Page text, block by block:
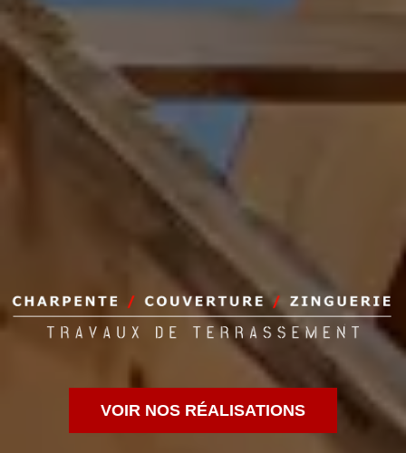
VOIR NOS RÉALISATIONS